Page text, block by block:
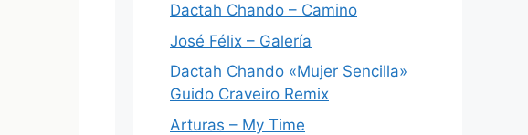
Dactah Chando – Camino
José Félix – Galería
Dactah Chando «Mujer Sencilla»
Guido Craveiro Remix
Arturas – My Time